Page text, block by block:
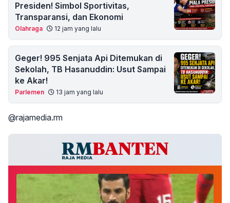
Presiden! Simbol Sportivitas,
Transparansi, dan Ekonomi
Olahraga 12 jam yang lalu
Geger! 995 Senjata Api Ditemukan di
Sekolah, TB Hasanuddin: Usut Sampai
ke Akar!
Parlemen 13 jam yang lalu
@rajamedia.rm